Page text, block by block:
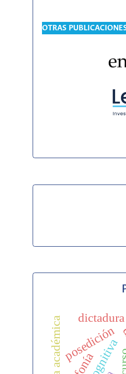
OTRAS
posedición